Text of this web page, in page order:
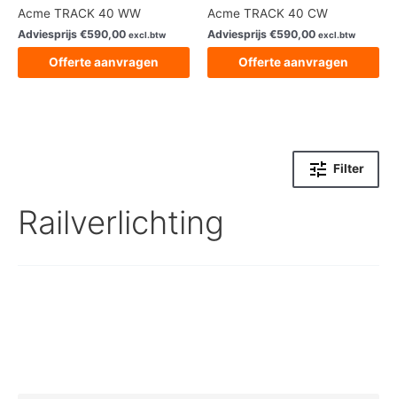
Filter
Railverlichting
Acme TRACK 40 WW
Adviesprijs €590,00 excl.btw
Offerte aanvragen
Acme TRACK 40 CW
Adviesprijs €590,00 excl.btw
Offerte aanvragen